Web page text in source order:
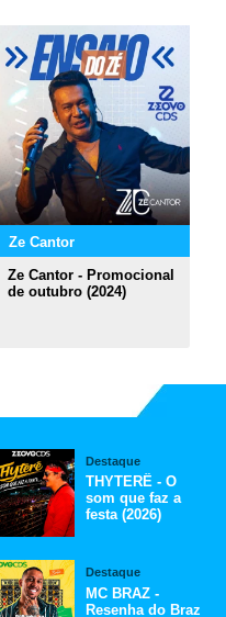
Ze Cantor
Ze Cantor - Promocional
de outubro (2024)
Destaque
THYTERÊ - O
som que faz a
festa (2026)
Destaque
MC BRAZ -
Resenha do Braz